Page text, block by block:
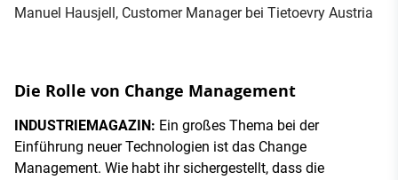
Manuel Hausjell, Customer Manager bei Tietoevry Austria
Die Rolle von Change Management
INDUSTRIEMAGAZIN: Ein großes Thema bei der
Einführung neuer Technologien ist das Change
Management. Wie habt ihr sichergestellt, dass die